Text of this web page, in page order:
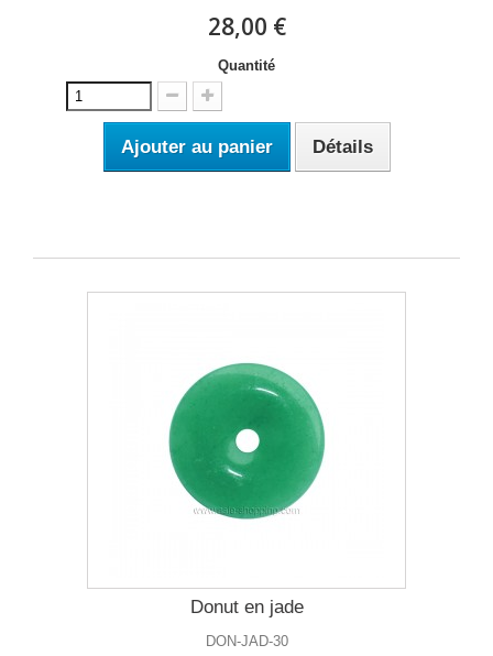
28,00 €
Quantité
Ajouter au panier Détails
Donut en jade
DON-JAD-30